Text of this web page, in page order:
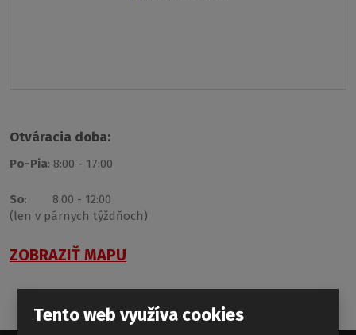
Otváracia doba:
Po-Pia: 8:00 - 17:00
So: 8:00 - 12:00
(len v párnych týždňoch)
ZOBRAZIŤ MAPU
Tento web využíva cookies